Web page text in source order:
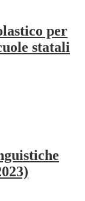
per
statali